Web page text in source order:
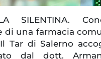
SILENTINA.
di una farmacia
Tar di Salerno
dal dott.